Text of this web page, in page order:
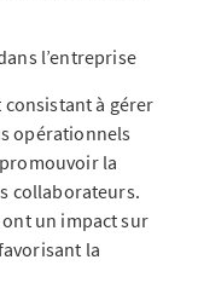
l’entreprise
consistant à gérer
opérationnels
la
collaborateurs.
ont un impact sur
la